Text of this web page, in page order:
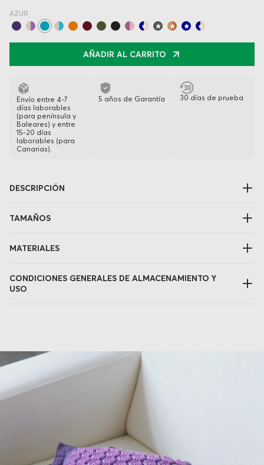
AZUR
AÑADIR AL CARRITO
Envío entre 4-7
días laborables
(para península y
Baleares) y entre
15-20 días
laborables (para
Canarias).
5 años de Garantía 30 días de prueba
DESCRIPCIÓN
TAMAÑOS
MATERIALES
CONDICIONES GENERALES DE ALMACENAMIENTO Y
USO